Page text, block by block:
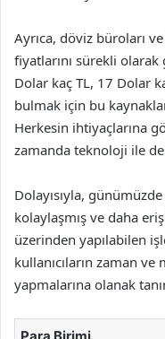
Ayrıca, döviz büroları
fiyatlarını sürekli
Dolar kaç TL, 17 Dolar
bulmak için bu
Herkesin ihtiyaçlarına
zamanda teknoloji ile
Dolayısıyla,
kolaylaşmış ve daha
üzerinden yapılabilen
kullanıcıların zaman ve
yapmalarına olanak